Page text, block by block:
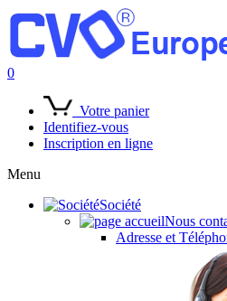
0
Votre panier
Identifiez-vous
Inscription en ligne
Menu
Société
Nous
Adresse et